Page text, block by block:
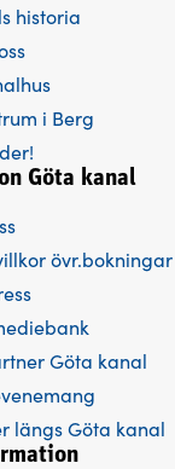
historia
i Berg
Göta kanal
övr.bokningar
Göta kanal
längs Göta kanal